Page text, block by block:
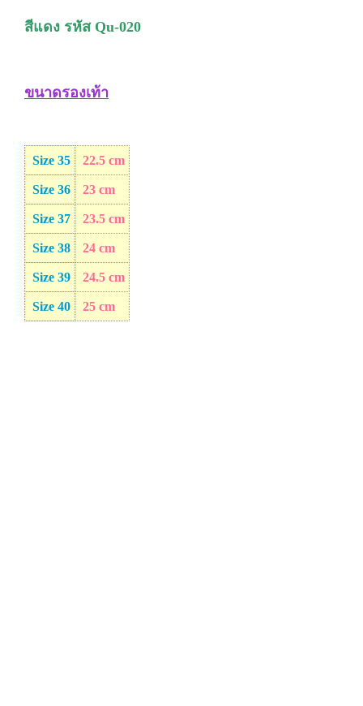
สีแดง รหัส Qu-020
ขนาดรองเท้า
Size 35 22.5 cm
Size 36 23 cm
Size 37 23.5 cm
Size 38 24 cm
Size 39 24.5 cm
Size 40 25 cm